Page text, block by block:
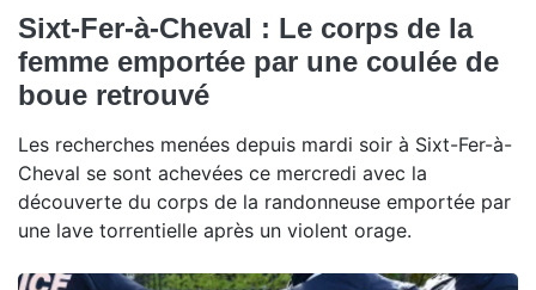
Sixt-Fer-à-Cheval : Le corps de la
femme emportée par une coulée de
boue retrouvé
Les recherches menées depuis mardi soir à Sixt-Fer-à-
Cheval se sont achevées ce mercredi avec la
découverte du corps de la randonneuse emportée par
une lave torrentielle après un violent orage.